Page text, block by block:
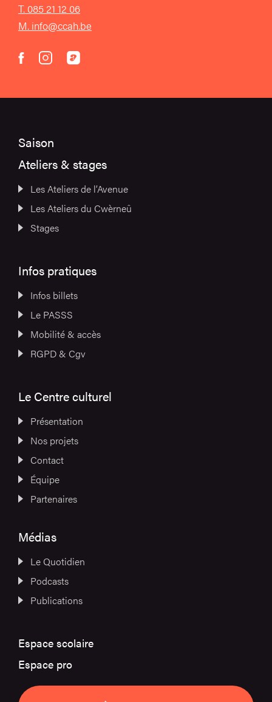
T. 085 21 12 06
M. info@ccah.be
facebook
instagram
acast
Saison
Ateliers & stages
Les Ateliers de l’Avenue
Les Ateliers du Cwèrneû
Stages
Infos pratiques
Infos billets
Le PASSS
Mobilité & accès
RGPD & Cgv
Le Centre culturel
Présentation
Nos projets
Contact
Équipe
Partenaires
Médias
Le Quotidien
Podcasts
Publications
Espace scolaire
Espace pro